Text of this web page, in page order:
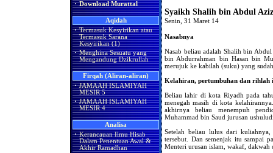
· Download Murattal
Aqidah
· Termasuk Kesyirikan atau
Termasuk Sarana
Kesyirikan (1)
· Menghina Sesuatu yang
Mengandung Dzikrullah
Firqah (Aliran-aliran)
· JAMAAH ISLAMIYAH
MESIR 5
· JAMAAH ISLAMIYAH
MESIR 4
Analisa
· Kerancauan Ilmu Hisab
Dalam Penentuan Awal &
Akhir Ramadhan
Syaikh Shalih bin Abdul
Senin, 31 Maret 14
Nasabnya
Nasab beliau adalah Shalih bin
bin Abdurrahman bin Hasan bin
merujuk ke kabilah (suku) yang
Kelahiran, pertumbuhan dan rihlah
Beliau lahir di kota Riyadh pada
menegah masih di kota
akhirnya beliau menempuh
Muhammad bin Saud jurusan
Setelah beliau lulus dari
tersebut. Dan semenjak itu sampai
Menteri urusan islam, wakaf, dakwah